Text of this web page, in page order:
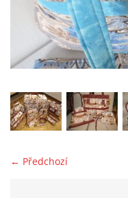
← Předchozí